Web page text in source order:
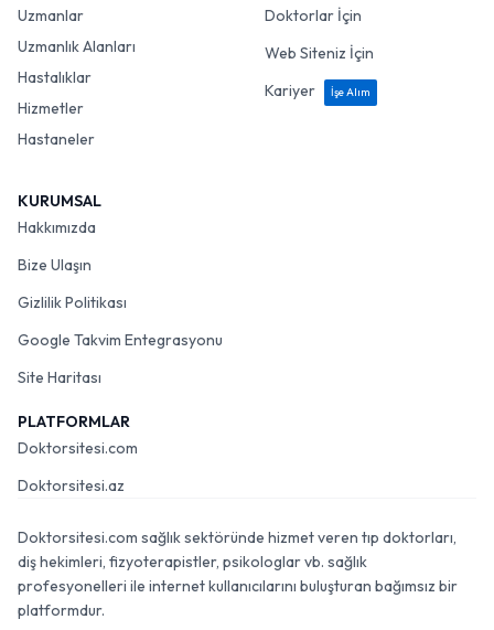
Uzmanlar
Uzmanlık Alanları
Hastalıklar
Hizmetler
Hastaneler
Doktorlar İçin
Web Siteniz İçin
Kariyer
İşe Alım
KURUMSAL
Hakkımızda
Bize Ulaşın
Gizlilik Politikası
Google Takvim Entegrasyonu
Site Haritası
PLATFORMLAR
Doktorsitesi.com
Doktorsitesi.az
Doktorsitesi.com sağlık sektöründe hizmet veren tıp doktorları,
diş hekimleri, fizyoterapistler, psikologlar vb. sağlık
profesyonelleri ile internet kullanıcılarını buluşturan bağımsız bir
platformdur.